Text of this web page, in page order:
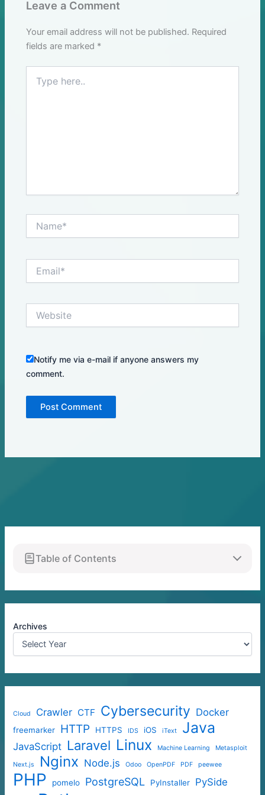
Table of Contents
Archives
Cloud Crawler CTF Cybersecurity Docker
freemarker HTTP HTTPS IDS iOS iText Java
JavaScript Laravel Linux Machine Learning Metasploit
Next.js Nginx Node.js Odoo OpenPDF PDF peewee
PHP pomelo PostgreSQL PyInstaller PySide
Leave a Comment
Your email address will not be published. Required
fields are marked *
here..
Notify me via e-mail if anyone answers my
comment.